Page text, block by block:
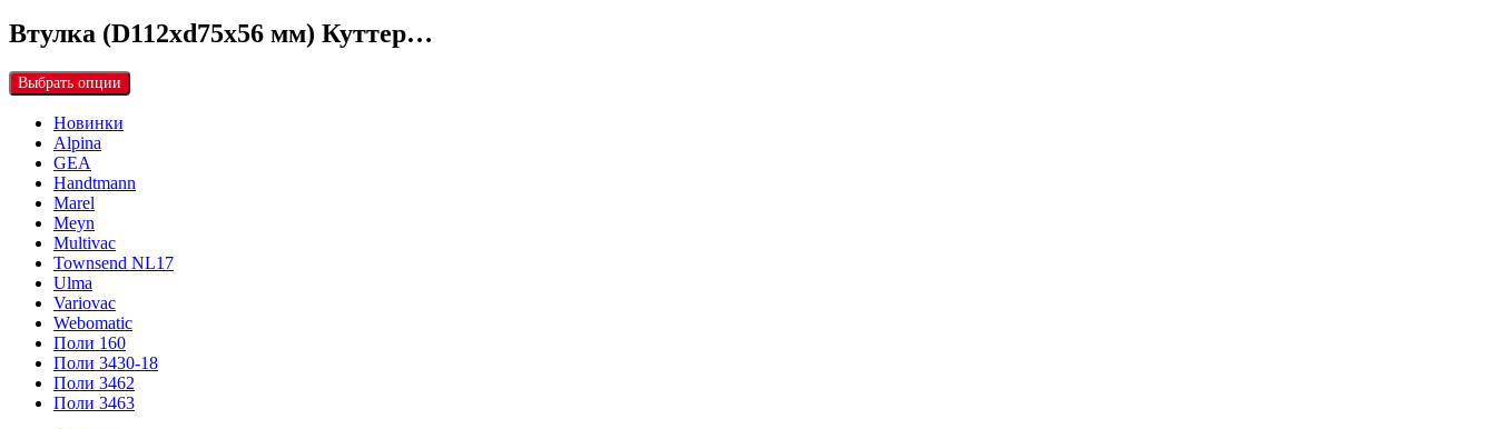
Втулка (D112хd75х56 мм) Куттер…
Выбрать опции
Новинки
Alpina
GEA
Handtmann
Marel
Meyn
Multivac
Townsend NL17
Ulma
Variovac
Webomatic
Поли 160
Поли 3430-18
Поли 3462
Поли 3463